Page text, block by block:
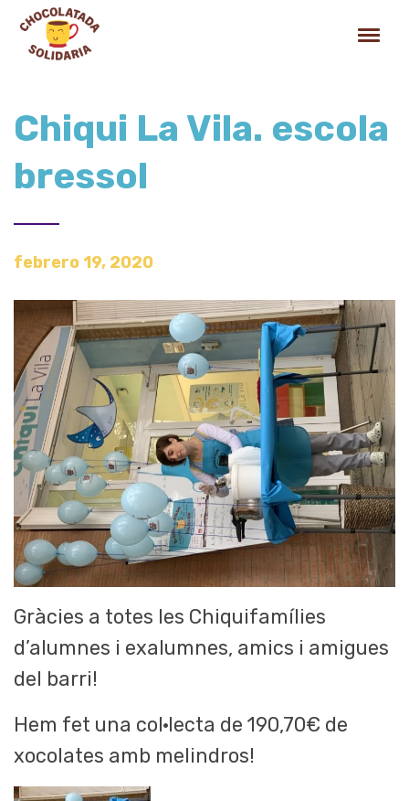
Chiqui La Vila. escola
bressol
febrero 19, 2020
Gràcies a totes les Chiquifamílies
d’alumnes i exalumnes, amics i amigues
del barri!
Hem fet una col·lecta de 190,70€ de
xocolates amb melindros!